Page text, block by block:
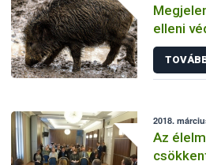
elleni
2018.
Az